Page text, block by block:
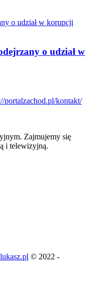
o udział w
Zajmujemy się
i telewizyjną.
© 2022 -